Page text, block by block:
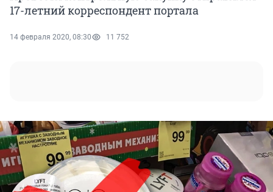
17-летний корреспондент портала
14 февраля 2020, 08:30 11 752